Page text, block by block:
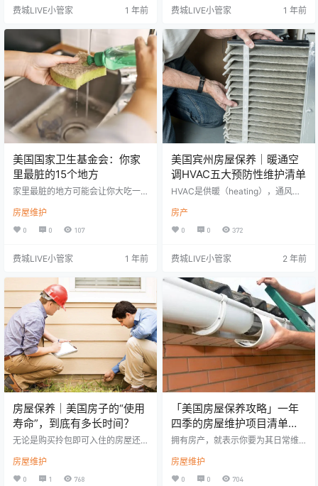
好，感觉有过渗水，考虑到维修成
下室漏水恐怕是很多购房者和业主
都非常关心的问题。一方面是这个
问题发生的频率相对较高，更重要
的是其对房子的结构和居住环境影
响较大，而…
费城LIVE小管家 1 年前
al Heating System（中央暖气系
暖部分（Furnace），也就冬天的暖
气和夏天的冷气从同样的风口送
出。 密封全屋防止漏风 Seal your H
ome from …
费城LIVE小管家 1 年前
美国国家卫生基金会：你家
里最脏的15个地方
家里最脏的地方可能会让你大吃一
还有潜在有害细菌。美国国家卫生
基金会(NSF)的的专业人士总结出了
家里细菌生成的“热点”。这些细菌包
菌和大肠杆菌)。研究人员测量了日
确定哪些是最脏的。 厨房是家里最
脏的地方，它比其他任何被测试的
房间都含有更多的细菌。大约77%
的厨房海绵和抹布检测出大肠菌群
阳性，86…
房屋维护
0 0 107
费城LIVE小管家 1 年前
美国宾州房屋保养｜暖通空
调HVAC五大预防性维护清单
HVAC是供暖（heating），通风（v
ning）的缩写，它是整个住宅冷热
空气的系统。 之前我们在《房屋保
养｜美国房子的“使用寿命”，到底有
寿命为15-20年，空调的使用寿命为
取决于许多因素，包括维护，使用
情况和天气情况等。 以下是五大预
防性清单，可以帮助您使HVAC系
统…
房产
0 0 372
费城LIVE小管家 2 年前
房屋保养｜美国房子的“使用
寿命”，到底有多长时间？
无论是购买拎包即可入住的房屋还
甜蜜背后的责任就是需要进行日常
的维修和维护。 虽然普通房屋寿命
房屋维护
0 1 768
「美国房屋保养攻略」一年
四季的房屋维护项目清单请
收藏
拥有房产，就表示你要为其日常维
季节都会有一些特别的维护项目，
一旦跳过不管，就有可能会造成很
房屋维护
0 0 704